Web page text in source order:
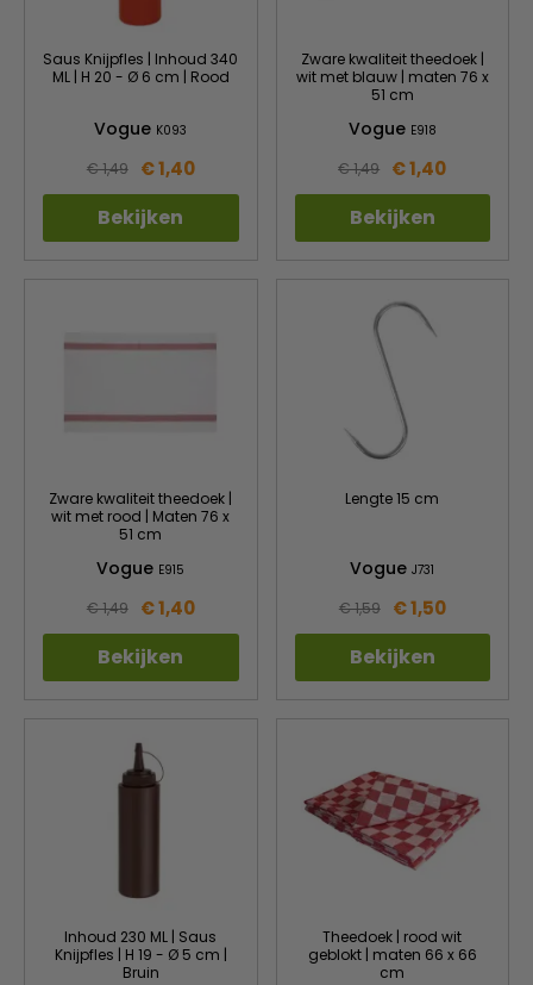
Saus Knijpfles | Inhoud 340
ML | H 20 - Ø 6 cm | Rood
Vogue K093
€ 1,49 € 1,40
Bekijken
Zware kwaliteit theedoek |
wit met blauw | maten 76 x
51 cm
Vogue E918
€ 1,49 € 1,40
Bekijken
Zware kwaliteit theedoek |
wit met rood | Maten 76 x
51 cm
Vogue E915
€ 1,49 € 1,40
Bekijken
Lengte 15 cm
VogueJ731
€ 1,59 € 1,50
Bekijken
Inhoud 230 ML | Saus
Knijpfles | H 19 - Ø 5 cm |
Bruin
Theedoek | rood wit
geblokt | maten 66 x 66
cm